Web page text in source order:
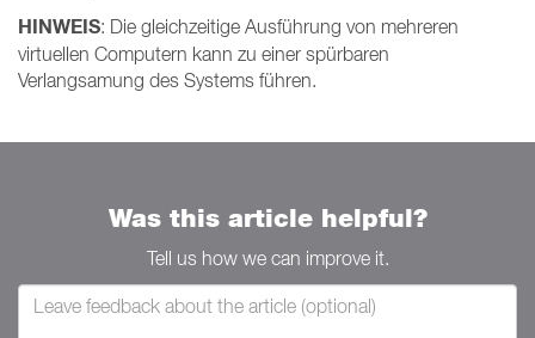
HINWEIS: Die gleichzeitige Ausführung von mehreren
virtuellen Computern kann zu einer spürbaren
Verlangsamung des Systems führen.
Was this article helpful?
Tell us how we can improve it.